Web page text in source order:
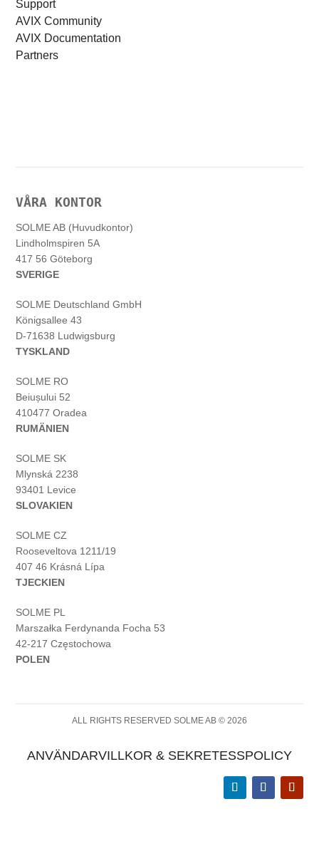
Support
AVIX Community
AVIX Documentation
Partners
VÅRA KONTOR
SOLME AB (Huvudkontor)
Lindholmspiren 5A
417 56 Göteborg
SVERIGE
SOLME Deutschland GmbH
Königsallee 43
D-71638 Ludwigsburg
TYSKLAND
SOLME RO
Beiușului 52
410477 Oradea
RUMÄNIEN
SOLME SK
Mlynská 2238
93401 Levice
SLOVAKIEN
SOLME CZ
Rooseveltova 1211/19
407 46 Krásná Lípa
TJECKIEN
SOLME PL
Marszałka Ferdynanda Focha 53
42-217 Częstochowa
POLEN
ALL RIGHTS RESERVED SOLME AB © 2026
ANVÄNDARVILLKOR & SEKRETESSPOLICY